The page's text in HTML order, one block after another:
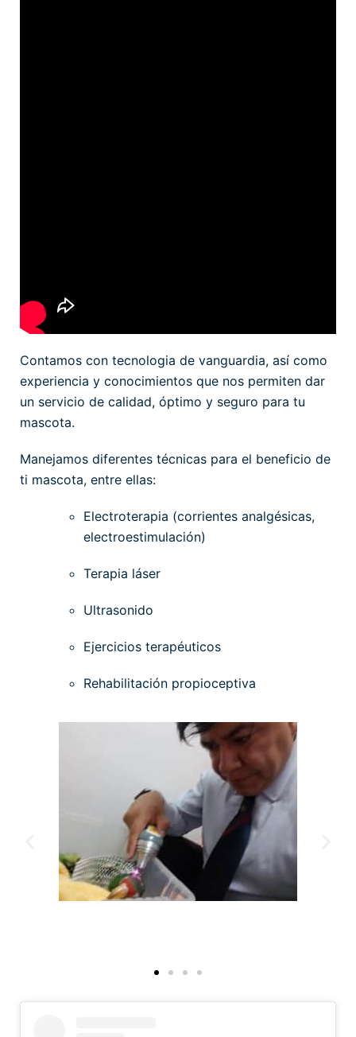
Contamos con tecnologia de vanguardia, así como
experiencia y conocimientos que nos permiten dar
un servicio de calidad, óptimo y seguro para tu
mascota.
Manejamos diferentes técnicas para el beneficio de
ti mascota, entre ellas:
Electroterapia (corrientes analgésicas,
electroestimulación)
Terapia láser
Ultrasonido
Ejercicios terapéuticos
Rehabilitación propioceptiva